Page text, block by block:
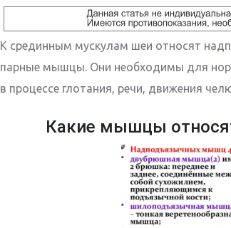
К срединным мускулам шеи относят
парные мышцы. Они необходимы для
в процессе глотания, речи, движения
Какие мышцы